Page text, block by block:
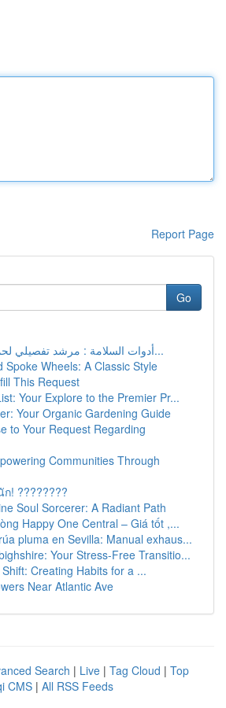
Report Page
Go
أدوات السلامة : مرشد تفصيلي لحماية وجودك و...
Spoke Wheels: A Classic Style
This Request
Your Explore to the Premier Pr...
Your Organic Gardening Guide
to Your Request Regarding
Communities Through
! ????????
Soul Sorcerer: A Radiant Path
Happy One Central – Giá tốt ,...
pluma en Sevilla: Manual exhaus...
Your Stress-Free Transitio...
Creating Habits for a ...
Near Atlantic Ave
Search | Live | Tag Cloud | Top
CMS | All RSS Feeds